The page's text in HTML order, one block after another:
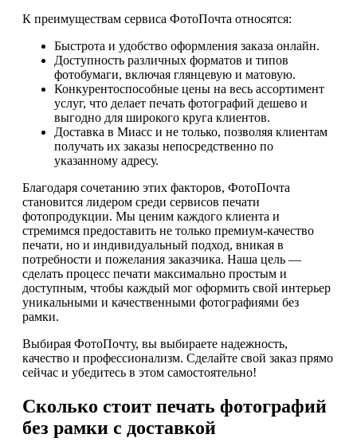
К преимуществам сервиса ФотоПочта относятся:
Быстрота и удобство оформления заказа онлайн.
Доступность различных форматов и типов
фотобумаги, включая глянцевую и матовую.
Конкурентоспособные цены на весь ассортимент
услуг, что делает печать фотографий дешево и
выгодно для широкого круга клиентов.
Доставка в Миасс и не только, позволяя клиентам
получать их заказы непосредственно по
указанному адресу.
Благодаря сочетанию этих факторов, ФотоПочта
становится лидером среди сервисов печати
фотопродукции. Мы ценим каждого клиента и
стремимся предоставить не только премиум-качество
печати, но и индивидуальный подход, вникая в
потребности и пожелания заказчика. Наша цель —
сделать процесс печати максимально простым и
доступным, чтобы каждый мог оформить свой интерьер
уникальными и качественными фотографиями без
рамки.
Выбирая ФотоПочту, вы выбираете надежность,
качество и профессионализм. Сделайте свой заказ прямо
сейчас и убедитесь в этом самостоятельно!
Сколько стоит печать фотографий
без рамки с доставкой